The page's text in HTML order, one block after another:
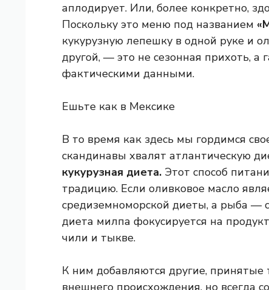
аплодирует. Или, более конкретно,
Поскольку это меню под названием
кукурузную лепешку в одной руке и
другой, — это не сезонная прихоть, а
фактическими данными.
Ешьте как в Мексике
В то время как здесь мы гордимся
скандинавы хвалят атлантическую
кукурузная диета. Этот способ
традицию. Если оливковое масло
средиземноморской диеты, а рыба —
диета милпа фокусируется на
чили и тыкве.
К ним добавляются другие, принятые